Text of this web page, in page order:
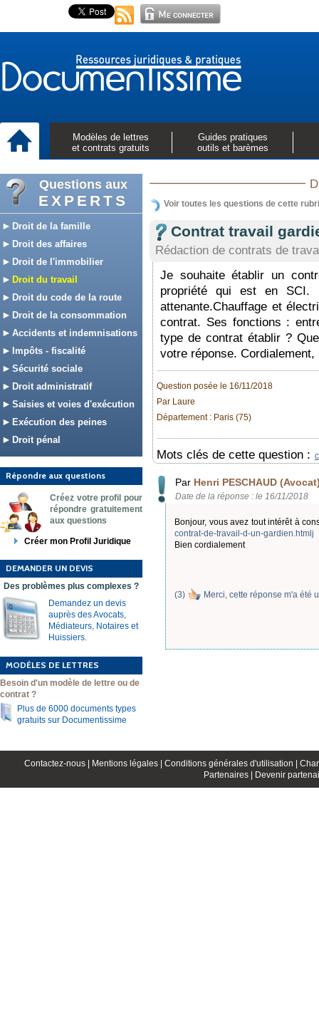
Modèles de lettres
et contrats gratuits
Guides pratiques
outils et barèmes
Questions aux
EXPERTS
Droit de la famille
Droit des affaires
Droit de l'immobilier
Droit du travail
Droit du code de la route
Droit de la consommation
Accidents et indemnisations
Impôts - fiscalité
Sécurité sociale
Droit administratif
Saisies et voies d'exécution
Exécution des peines
Droit pénal
Répondre aux questions
Créez votre profil pour
répondre gratuitement
aux questions
Créer mon Profil Juridique
DEMANDER UN DEVIS
Des problèmes plus complexes ?
Demandez un devis
auprès des Avocats,
Médiateurs, Notaires et
Huissiers.
MODÈLES DE LETTRES
Besoin d'un modèle de lettre ou de
contrat ?
Plus de 6000 documents types
gratuits sur Documentissime
Voir toutes les questions de cette
Contrat travail
Rédaction de contrats de
Je souhaite établir un
propriété qui est en SCI.
attenante.Chauffage et
contrat. Ses fonctions :
type de contrat établir ?
votre réponse. Cordialement,
Question posée le 16/11/2018
Par Laure
Département : Paris (75)
Mots clés de cette question :
Par Henri PESCHAUD
Date de la réponse : le 16/11/2018
Bonjour, vous avez tout intérêt à
contrat-de-travail-d-un-gardien.htmlj
Bien cordialement
(3) Merci, cette réponse m'a été
Contactez-nous | Mentions légales | Conditions générales d'utilisation |
Partenaires |
Devenir